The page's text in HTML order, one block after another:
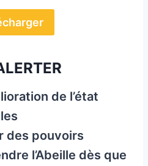
de l’état
des pouvoirs
l’Abeille dès que